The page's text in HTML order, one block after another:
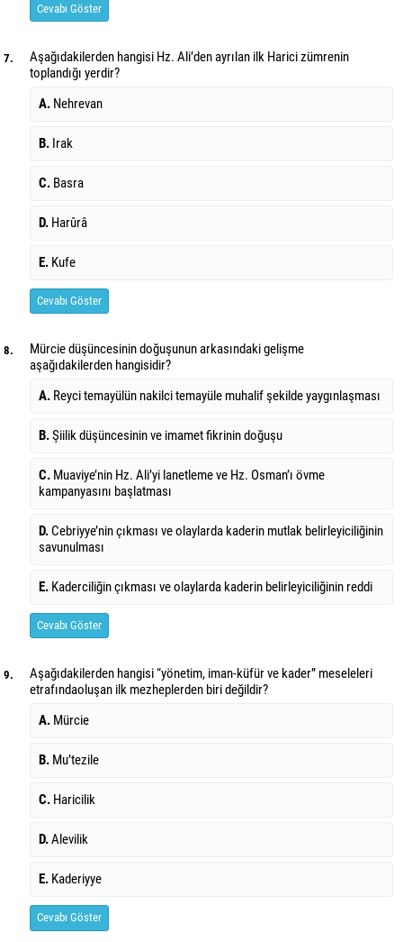
Cevabı Göster
7.
Aşağıdakilerden hangisi Hz. Ali’den ayrılan ilk Harici zümrenin
toplandığı yerdir?
A. Nehrevan
B. Irak
C. Basra
D. Harûrâ
E. Kufe
Cevabı Göster
8.
Mürcie düşüncesinin doğuşunun arkasındaki gelişme
aşağıdakilerden hangisidir?
A. Reyci temayülün nakilci temayüle muhalif şekilde yaygınlaşması
B.Şiilik düşüncesinin ve imamet fikrinin doğuşu
C. Muaviye’nin Hz. Ali’yi lanetleme ve Hz. Osman’ı övme
kampanyasını başlatması
D.Cebriyye’nin çıkması ve olaylarda kaderin mutlak belirleyiciliğinin
savunulması
E. Kaderciliğin çıkması ve olaylarda kaderin belirleyiciliğinin reddi
Cevabı Göster
9.
Aşağıdakilerden hangisi “yönetim, iman-küfür ve kader” meseleleri
etrafındaoluşan ilk mezheplerden biri değildir?
A. Mürcie
B. Mu’tezile
C. Haricilik
D.Alevilik
E. Kaderiyye
Cevabı Göster